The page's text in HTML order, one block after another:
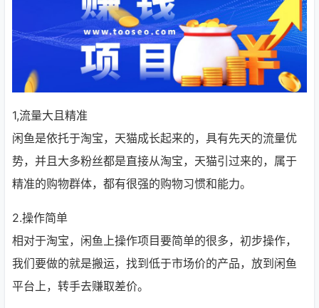
1,流量大且精准
闲鱼是依托于淘宝，天猫成长起来的，具有先天的流量优
势，并且大多粉丝都是直接从淘宝，天猫引过来的，属于
精准的购物群体，都有很强的购物习惯和能力。
2.操作简单
相对于淘宝，闲鱼上操作项目要简单的很多，初步操作，
我们要做的就是搬运，找到低于市场价的产品，放到闲鱼
平台上，转手去赚取差价。